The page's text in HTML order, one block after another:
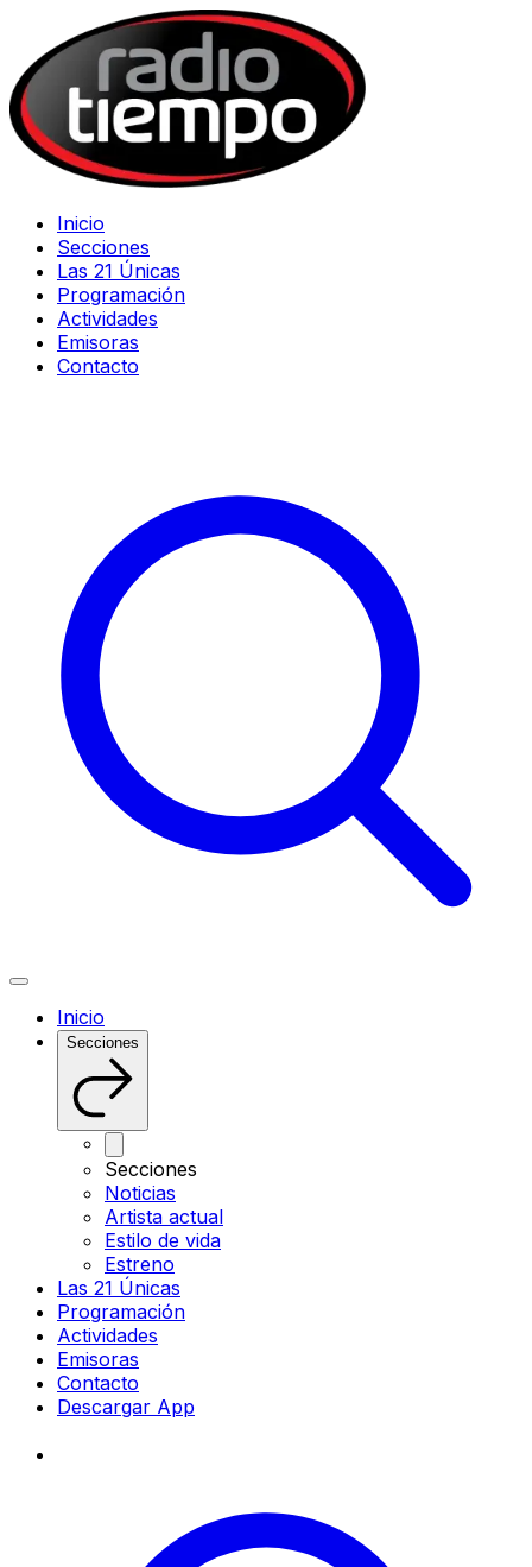
Inicio
Secciones
Las 21 Únicas
Programación
Actividades
Emisoras
Contacto
Inicio
Secciones
Secciones
Noticias
Artista actual
Estilo de vida
Estreno
Las 21 Únicas
Programación
Actividades
Emisoras
Contacto
Descargar App